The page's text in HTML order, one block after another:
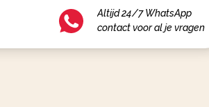
Altijd 24/7 WhatsApp
contact voor al je vragen